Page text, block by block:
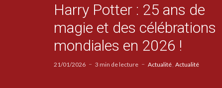
Harry Potter : 25 ans de
magie et des célébrations
mondiales en 2026 !
21/01/2026 3 min de lecture Actualité Actualité